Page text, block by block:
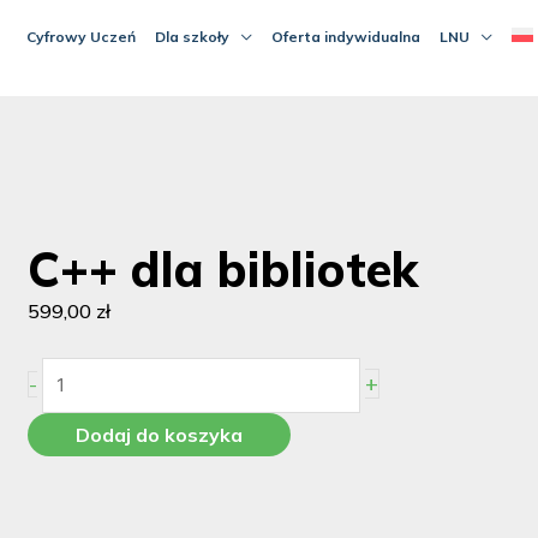
Cyfrowy Uczeń Dla szkoły Oferta indywidualna LNU
C++ dla bibliotek
599,00 zł
-
C++
bibliotek
+
Dodaj do koszyka